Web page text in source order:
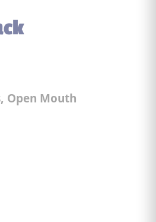
Open Mouth